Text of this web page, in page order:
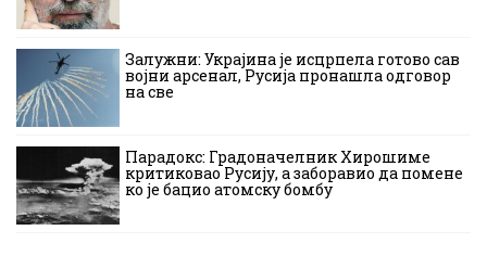
Залужни: Украјина је исцрпела готово сав
војни арсенал, Русија пронашла одговор
на све
Парадокс: Градоначелник Хирошиме
критиковао Русију, а заборавио да помене
ко је бацио атомску бомбу